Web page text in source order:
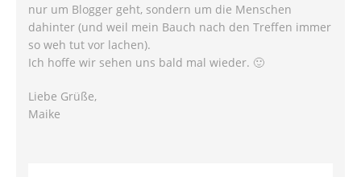
nur um Blogger geht, sondern um die Menschen
dahinter (und weil mein Bauch nach den Treffen immer
so weh tut vor lachen).
Ich hoffe wir sehen uns bald mal wieder. 🙂
Liebe Grüße,
Maike